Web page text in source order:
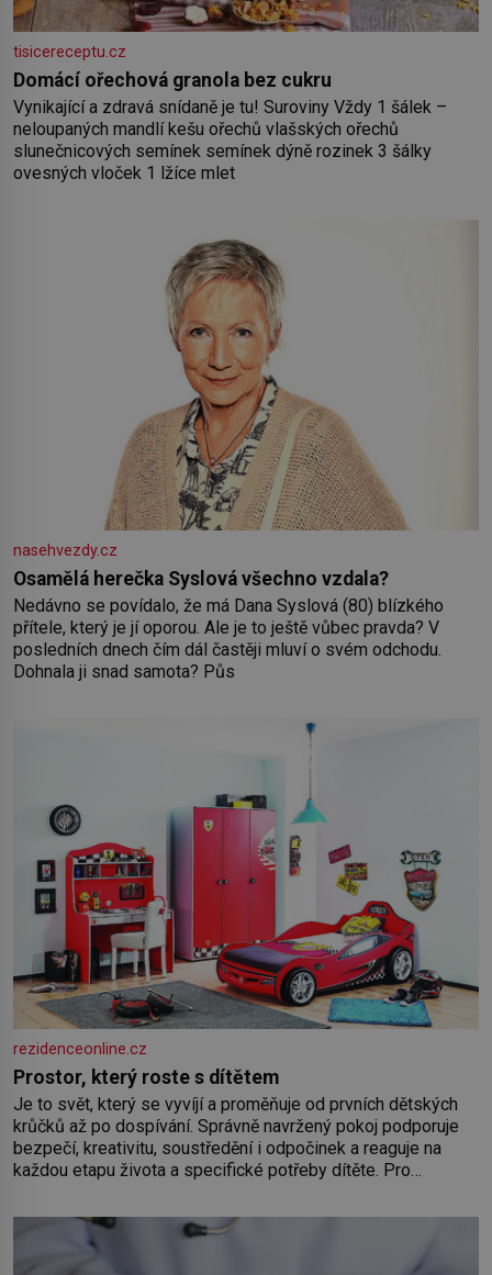
tisicereceptu.cz
Domácí ořechová granola bez cukru
Vynikající a zdravá snídaně je tu! Suroviny Vždy 1 šálek –
neloupaných mandlí kešu ořechů vlašských ořechů
slunečnicových semínek semínek dýně rozinek 3 šálky
ovesných vloček 1 lžíce mlet
nasehvezdy.cz
Osamělá herečka Syslová všechno vzdala?
Nedávno se povídalo, že má Dana Syslová (80) blízkého
přítele, který je jí oporou. Ale je to ještě vůbec pravda? V
posledních dnech čím dál častěji mluví o svém odchodu.
Dohnala ji snad samota? Půs
rezidenceonline.cz
Prostor, který roste s dítětem
Je to svět, který se vyvíjí a proměňuje od prvních dětských
krůčků až po dospívání. Správně navržený pokoj podporuje
bezpečí, kreativitu, soustředění i odpočinek a reaguje na
každou etapu života a specifické potřeby dítěte. Pro
by pokoj miminka měl působit především klidně a útulně.
Předškolní věk je